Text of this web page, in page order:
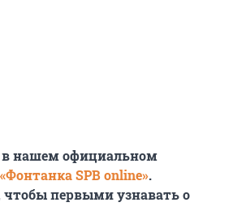
в нашем официальном
«Фонтанка SPB online».
первыми узнавать о